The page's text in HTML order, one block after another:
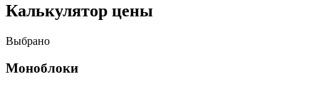
Калькулятор цены
Выбрано
Моноблоки